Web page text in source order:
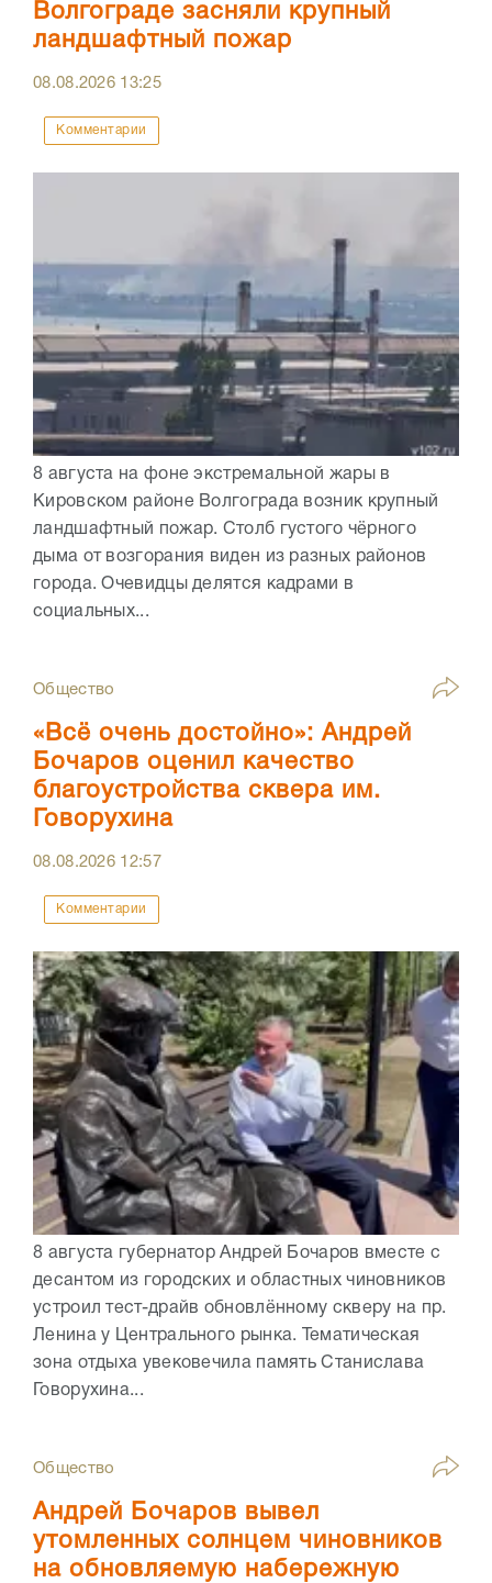
Волгограде засняли крупный
ландшафтный пожар
08.08.2026 13:25
Комментарии
8 августа на фоне экстремальной жары в
Кировском районе Волгограда возник крупный
ландшафтный пожар. Столб густого чёрного
дыма от возгорания виден из разных районов
города. Очевидцы делятся кадрами в
социальных...
Общество
«Всё очень достойно»: Андрей
Бочаров оценил качество
благоустройства сквера им.
Говорухина
08.08.2026 12:57
Комментарии
8 августа губернатор Андрей Бочаров вместе с
десантом из городских и областных чиновников
устроил тест-драйв обновлённому скверу на пр.
Ленина у Центрального рынка. Тематическая
зона отдыха увековечила память Станислава
Говорухина...
Общество
Андрей Бочаров вывел
утомленных солнцем чиновников
на обновляемую набережную